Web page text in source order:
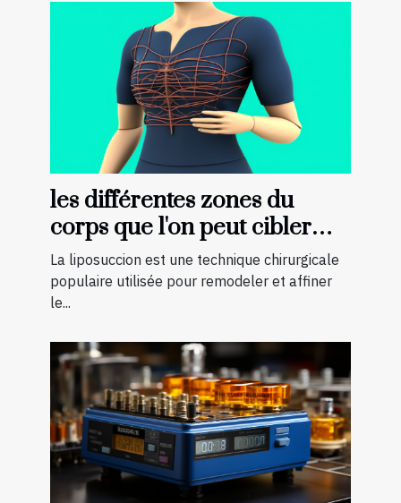
les différentes zones du
corps que l'on peut cibler
avec la liposuccion en
Tunisie
La liposuccion est une technique chirurgicale
populaire utilisée pour remodeler et affiner
le...